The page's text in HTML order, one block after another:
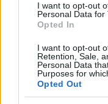
I want to opt-out
Personal Data for
Opted In
I want to opt-out
Retention, Sale,
Personal Data
Purposes for
Opted Out